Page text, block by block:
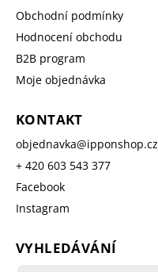
Obchodní podmínky
Hodnocení obchodu
B2B program
Moje objednávka
KONTAKT
objednavka@ipponshop.cz
+ 420 603 543 377
Facebook
Instagram
VYHLEDÁVÁNÍ